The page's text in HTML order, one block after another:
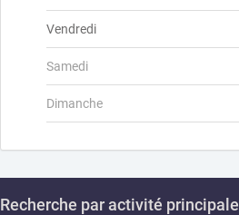
Vendredi
Samedi
Dimanche
Recherche par activité principale